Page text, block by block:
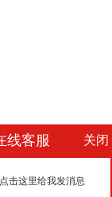
线客服 关闭